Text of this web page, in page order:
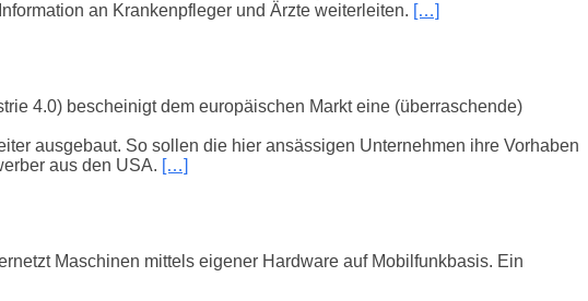
an Krankenpfleger und Ärzte weiterleiten. […]
4.0) bescheinigt dem europäischen Markt eine (überraschende)
ausgebaut. So sollen die hier ansässigen Unternehmen ihre Vorhaben
aus den USA. […]
Maschinen mittels eigener Hardware auf Mobilfunkbasis. Ein